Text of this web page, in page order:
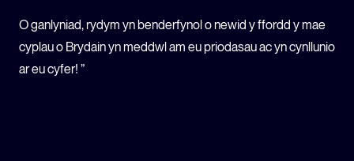
O ganlyniad, rydym yn benderfynol o newid y ffordd y mae
cyplau o Brydain yn meddwl am eu priodasau ac yn cynllunio
ar eu cyfer! ”